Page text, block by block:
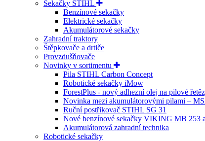
Sekačky STIHL
Benzínové sekačky
Elektrické sekačky
Akumulátorové sekačky
Zahradní traktory
Štěpkovače a drtiče
Provzdušňovače
Novinky v sortimentu
Pila STIHL Carbon Concept
Robotické sekačky iMow
ForestPlus - nový adhezní olej na pilové
Novinka mezi akumulátorovými pilami –
Ruční postřikovač STIHL SG 31
Nové benzínové sekačky VIKING MB 253
Akumulátorová zahradní technika
Robotické sekačky